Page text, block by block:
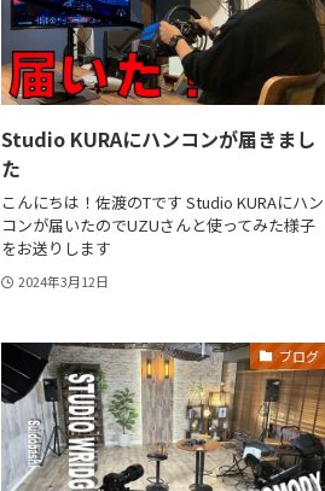
Studio KURAにハンコンが届きまし
た
こんにちは！佐渡のTです Studio KURAにハン
コンが届いたのでUZUさんと使ってみた様子
をお送りします
2024年3月12日
ブログ